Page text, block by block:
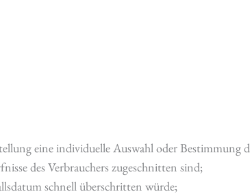
eine individuelle Auswahl oder Bestimmung
des Verbrauchers zugeschnitten sind;
schnell überschritten würde;